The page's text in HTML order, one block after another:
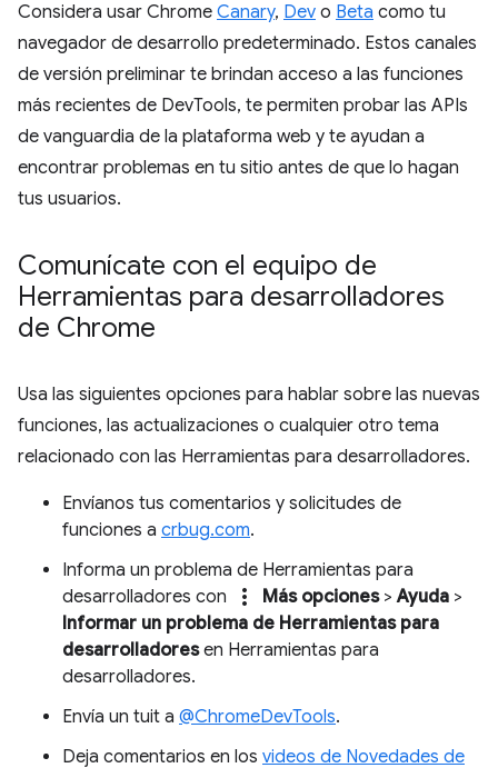
Considera usar Chrome Canary, Dev o Beta como tu
navegador de desarrollo predeterminado. Estos canales
de versión preliminar te brindan acceso a las funciones
más recientes de DevTools, te permiten probar las APIs
de vanguardia de la plataforma web y te ayudan a
encontrar problemas en tu sitio antes de que lo hagan
tus usuarios.
Comunícate con el equipo de
Herramientas para desarrolladores
de Chrome
Usa las siguientes opciones para hablar sobre las nuevas
funciones, las actualizaciones o cualquier otro tema
relacionado con las Herramientas para desarrolladores.
Envíanos tus comentarios y solicitudes de
funciones a crbug.com.
Informa un problema de Herramientas para
desarrolladores con
more_vert Más opciones>Ayuda >
Informar un problema de Herramientas para
desarrolladoresen Herramientas para
desarrolladores.
Envía un tuit a @ChromeDevTools.
Deja comentarios en los videos de Novedades de